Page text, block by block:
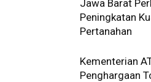
Jawa Barat
Peningkatan
Pertanahan
Kementerian
Penghargaan